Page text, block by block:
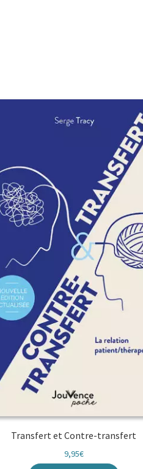
Transfert et Contre-transfert
9,95€